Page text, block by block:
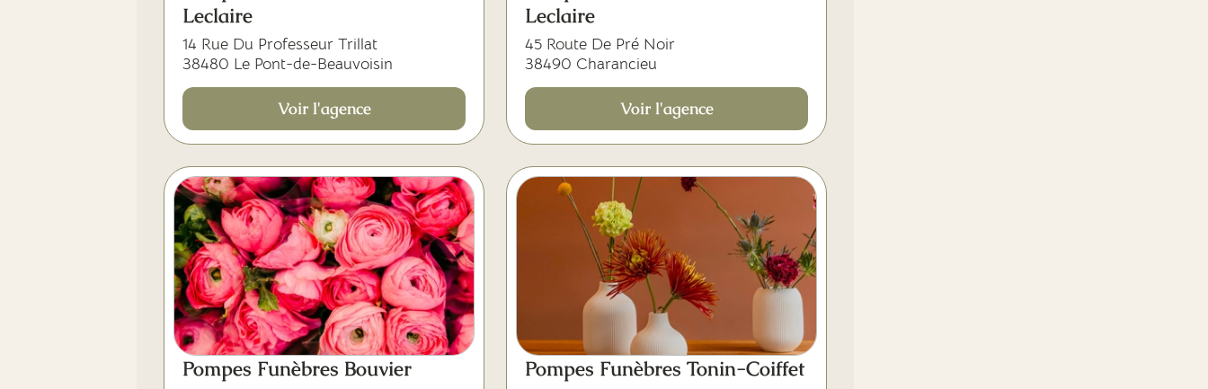
Leclaire
14 Rue Du Professeur Trillat
38480 Le Pont-de-Beauvoisin
Voir l'agence
Leclaire
45 Route De Pré Noir
38490 Charancieu
Voir l'agence
Pompes Funèbres Bouvier Pompes Funèbres Tonin-Coiffet